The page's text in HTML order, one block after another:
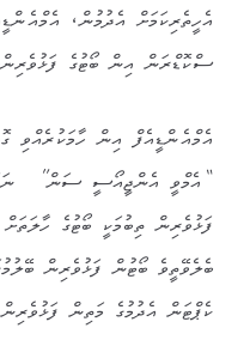
އެހީތެރިކަމަށް އެދުމުން،
ސްކޮޑްރަން އިން ބޯޓުގެ
އެމްއެންޑީއެފް އިން ހާމަކުރެއްވި
“އެމްވީ އެންޖީއޯސީ ސަން”
ފަޅުވެރިން ތިބުމަކީ ބޯޓުގެ
ބެލެވޭތީވެ ބޯޓުން ފަޅުވެރިން
ކެޕްޓަން އެދުމުގެ މަތިން